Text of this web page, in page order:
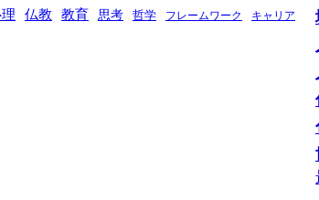
仏教 教育 思考 哲学 フレームワーク キャリア